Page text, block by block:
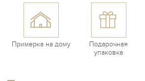
Примерка на дому
Подарочная
упаковка